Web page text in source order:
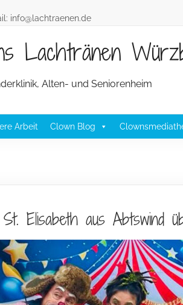
info@lachtraenen.de
Lachtränen
Alten- und Seniorenheim
Arbeit Clown Blog
Elisabeth aus Abtswind